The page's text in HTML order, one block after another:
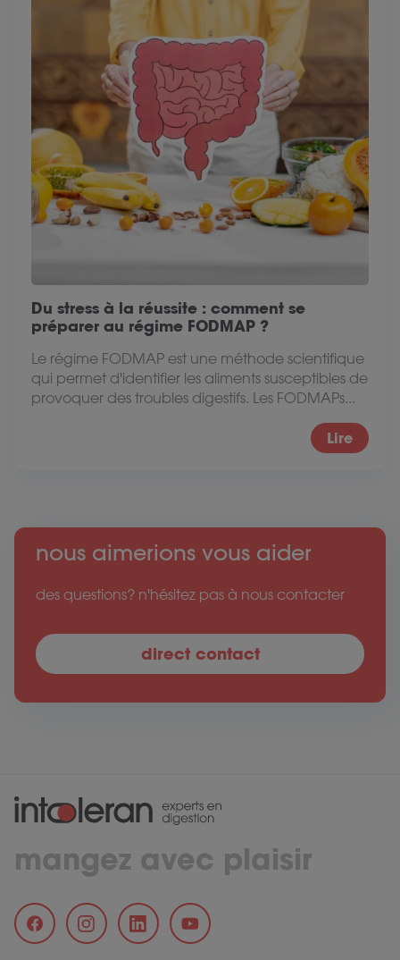
Du stress à la réussite : comment se
préparer au régime FODMAP ?
Le régime FODMAP est une méthode scientifique
qui permet d'identifier les aliments susceptibles de
provoquer des troubles digestifs. Les FODMAPs...
Lire
nous aimerions vous aider
des questions? n'hésitez pas à nous contacter
direct contact
mangez avec plaisir